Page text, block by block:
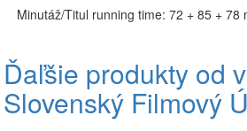
Minutáž/Titul running time: 72 + 85 + 78
Ďaľšie produkty od
Slovenský Filmový